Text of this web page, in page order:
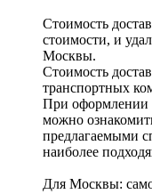
Стоимость
стоимости, и
Москвы.
Стоимость
транспортных
При оформлении
можно
предлагаемыми
наиболее
Для Москвы: